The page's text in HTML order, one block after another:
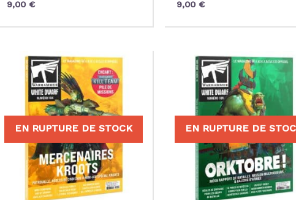
9,00 €
9,00 €
EN RUPTURE DE STOCK EN RUPTURE DE